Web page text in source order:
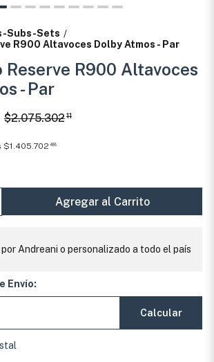
Subs-Sets /
R900 Altavoces Dolby Atmos - Par
Reserve R900 Altavoces
- Par
$2.075.30211
$1.405.702 48
Agregar al Carrito
Andreani o personalizado a todo el país
Envío:
Calcular